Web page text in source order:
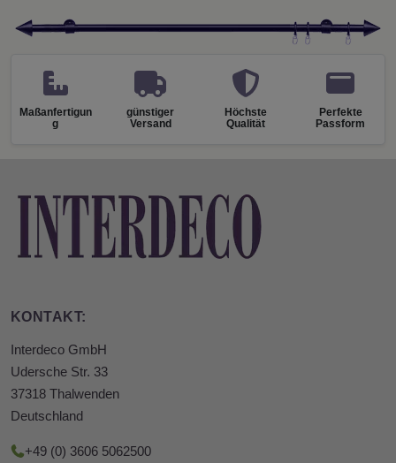
Maßanfertigun
g
günstiger
Versand
Höchste
Qualität
Perfekte
Passform
KONTAKT:
Interdeco GmbH
Udersche Str. 33
37318 Thalwenden
Deutschland
+49 (0) 3606 5062500